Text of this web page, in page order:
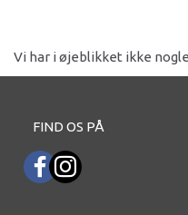
Vi har i øjeblikket ikke
FIND OS PÅ